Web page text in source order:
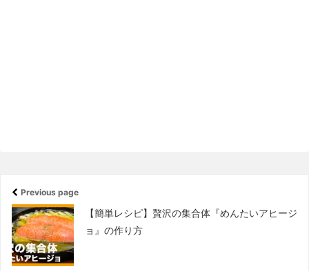
Previous page
【簡単レシピ】贅沢の集合体『めんたいアヒージ
ョ』の作り方